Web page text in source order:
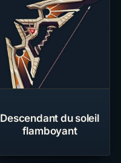
Descendant du soleil
flamboyant